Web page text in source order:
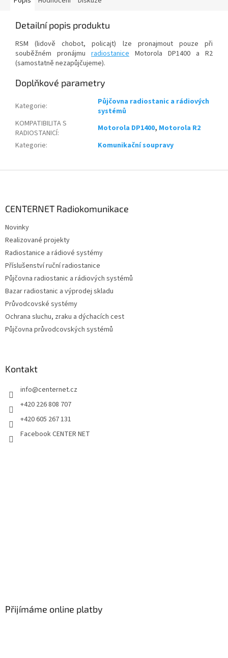
Detailní popis produktu
RSM (lidově chobot, policajt) lze pronajmout pouze při
souběžném pronájmu radiostanice Motorola DP1400 a R2
(samostatně nezapůjčujeme).
Doplňkové parametry
Kategorie:
Půjčovna radiostanic a rádiových
systémů
KOMPATIBILITA S
RADIOSTANICÍ: Motorola DP1400, Motorola R2
Kategorie: Komunikační soupravy
CENTERNET Radiokomunikace
Novinky
Realizované projekty
Radiostanice a rádiové systémy
Příslušenství ruční radiostanice
Půjčovna radiostanic a rádiových systémů
Bazar radiostanic a výprodej skladu
Průvodcovské systémy
Ochrana sluchu, zraku a dýchacích cest
Půjčovna průvodcovských systémů
Kontakt
info@centernet.cz
+420 226 808 707
+420 605 267 131
Facebook CENTER NET
Přijímáme online platby